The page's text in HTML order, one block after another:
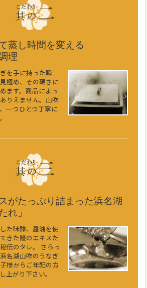
蒸し時間を変える
理
を手に持った瞬
極め、その硬さに
ます。商品によっ
りえません。山吹
一つひとつ丁寧に
がたっぷり詰まった浜名湖
れ」
た味醂、醤油を使
きた鰻のエキスた
伝のタレ。 さらっ
名湖山吹のうなぎ
様からご年配の方
上がり下さい。